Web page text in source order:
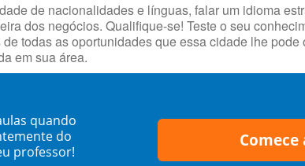
de nacionalidades e línguas, falar um idioma
dos negócios. Qualifique-se! Teste o seu
todas as oportunidades que essa cidade lhe pode
em sua área.
quando
do
professor!